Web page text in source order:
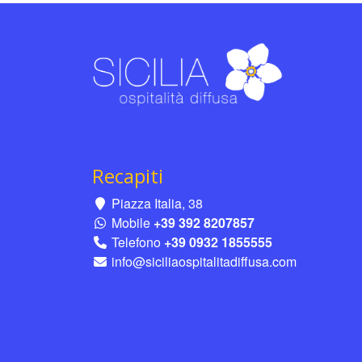
Recapiti
Piazza Italia, 38
Mobile +39 392 8207857
Telefono +39 0932 1855555
info@siciliaospitalitadiffusa.com